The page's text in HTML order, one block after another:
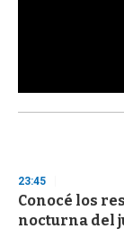
s
d
s
o
f
23:45
Conocé los
nocturna del